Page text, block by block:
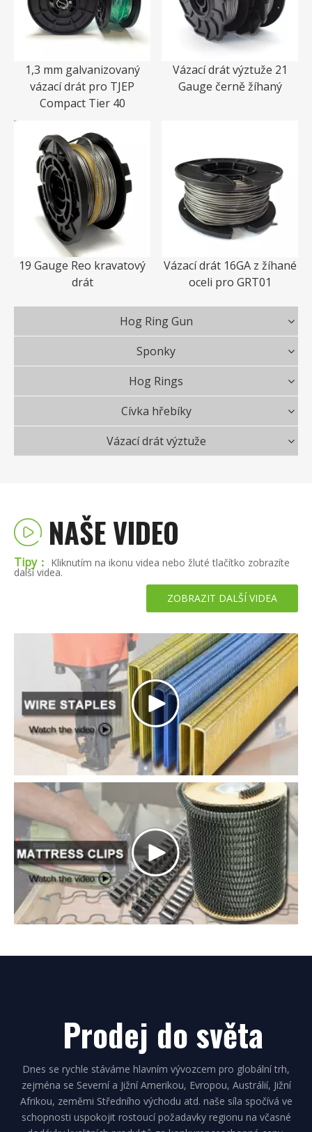
1,3 mm galvanizovaný
vázací drát pro TJEP
Compact Tier 40
Vázací drát výztuže 21
Gauge černě žíhaný
19 Gauge Reo kravatový
drát
Vázací drát 16GA z žíhané
oceli pro GRT01
Hog Ring Gun
Sponky
Hog Rings
Cívka hřebíky
Vázací drát výztuže
NAŠE VIDEO
Tipy： Kliknutím na ikonu videa nebo žluté tlačítko zobrazíte
další videa.
ZOBRAZIT DALŠÍ VIDEA
Prodej do světa
Dnes se rychle stáváme hlavním vývozcem pro globální trh,
zejména se Severní a Jižní Amerikou, Evropou, Austrálií, Jižní
Afrikou, zeměmi Středního východu atd. naše síla spočívá ve
schopnosti uspokojit rostoucí požadavky regionu na včasné